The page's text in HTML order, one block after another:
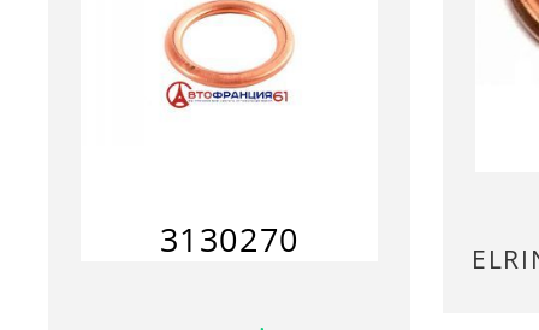
3130270